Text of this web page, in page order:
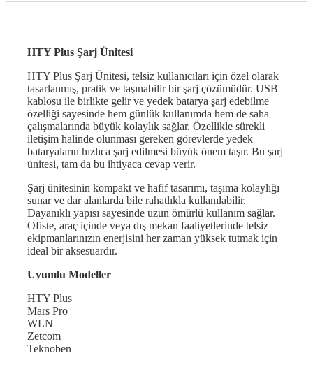
HTY Plus Şarj Ünitesi
HTY Plus Şarj Ünitesi, telsiz kullanıcıları için özel olarak
tasarlanmış, pratik ve taşınabilir bir şarj çözümüdür. USB
kablosu ile birlikte gelir ve yedek batarya şarj edebilme
özelliği sayesinde hem günlük kullanımda hem de saha
çalışmalarında büyük kolaylık sağlar. Özellikle sürekli
iletişim halinde olunması gereken görevlerde yedek
bataryaların hızlıca şarj edilmesi büyük önem taşır. Bu şarj
ünitesi, tam da bu ihtiyaca cevap verir.
Şarj ünitesinin kompakt ve hafif tasarımı, taşıma kolaylığı
sunar ve dar alanlarda bile rahatlıkla kullanılabilir.
Dayanıklı yapısı sayesinde uzun ömürlü kullanım sağlar.
Ofiste, araç içinde veya dış mekan faaliyetlerinde telsiz
ekipmanlarınızın enerjisini her zaman yüksek tutmak için
ideal bir aksesuardır.
Uyumlu Modeller
HTY Plus
Mars Pro
WLN
Zetcom
Teknoben